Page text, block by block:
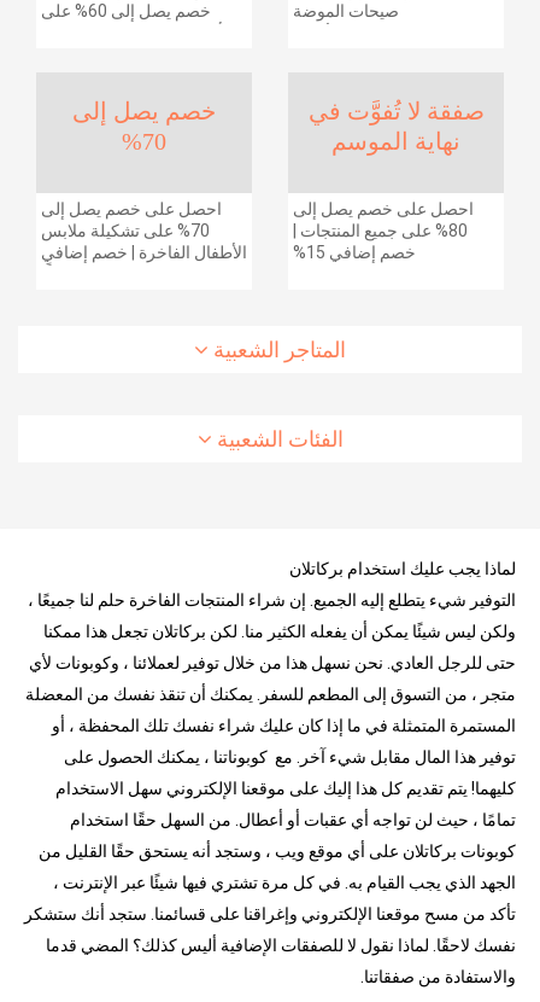
خصم يصل إلى 60% على
الطلبات التي تزيد قيمتها عن
1425 ريالًا سعوديًا | شحن مج
صيحات الموضة
خصم يصل إلى
70%
احصل على خصم يصل إلى
70% على تشكيلة ملابس
الأطفال الفاخرة | خصم إضافي
صفقة لا تُفوَّت في
نهاية الموسم
احصل على خصم يصل إلى
80% على جميع المنتجات |
خصم إضافي 15%
المتاجر الشعبية
الفئات الشعبية
لماذا يجب عليك استخدام بركاتلان
التوفير شيء يتطلع إليه الجميع. إن شراء المنتجات الفاخرة حلم لنا جميعًا ،
ولكن ليس شيئًا يمكن أن يفعله الكثير منا. لكن بركاتلان تجعل هذا ممكنا
حتى للرجل العادي. نحن نسهل هذا من خلال توفير لعملائنا ، وكوبونات لأي
متجر ، من التسوق إلى المطعم للسفر. يمكنك أن تنقذ نفسك من المعضلة
المستمرة المتمثلة في ما إذا كان عليك شراء نفسك تلك المحفظة ، أو
توفير هذا المال مقابل شيء آخر. مع كوبوناتنا ، يمكنك الحصول على
كليهما! يتم تقديم كل هذا إليك على موقعنا الإلكتروني سهل الاستخدام
تمامًا ، حيث لن تواجه أي عقبات أو أعطال. من السهل حقًا استخدام
كوبونات بركاتلان على أي موقع ويب ، وستجد أنه يستحق حقًا القليل من
الجهد الذي يجب القيام به. في كل مرة تشتري فيها شيئًا عبر الإنترنت ،
تأكد من مسح موقعنا الإلكتروني وإغراقنا على قسائمنا. ستجد أنك ستشكر
نفسك لاحقًا. لماذا نقول لا للصفقات الإضافية أليس كذلك؟ المضي قدما
والاستفادة من صفقاتنا.